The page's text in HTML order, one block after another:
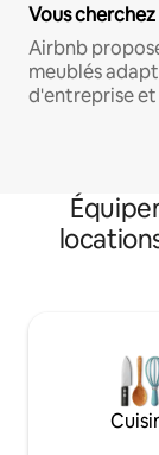
Vous
Airbnb
meublés
d'entreprise